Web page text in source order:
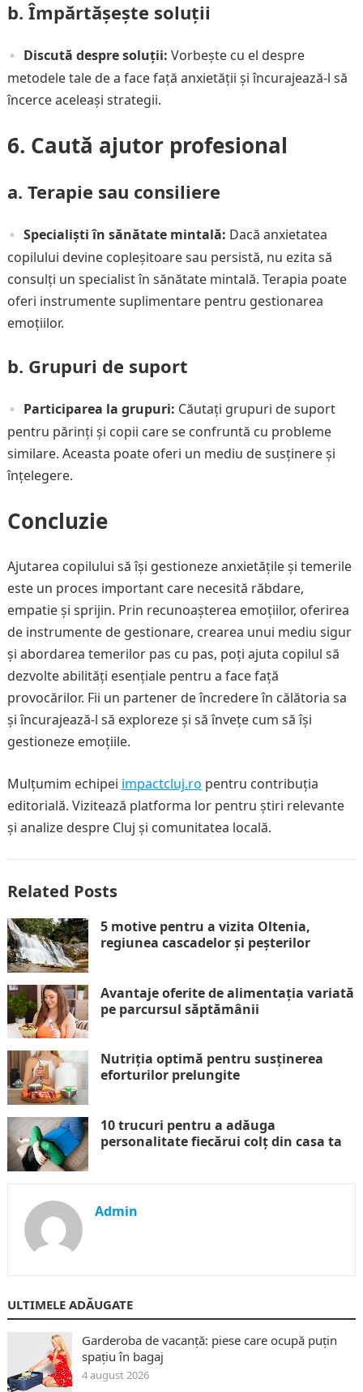
b. Împărtășește soluții
Discută despre soluții: Vorbește cu el despre
metodele tale de a face față anxietății și încurajează-l să
încerce aceleași strategii.
6. Caută ajutor profesional
a. Terapie sau consiliere
Specialiști în sănătate mintală: Dacă anxietatea
copilului devine copleșitoare sau persistă, nu ezita să
consulți un specialist în sănătate mintală. Terapia poate
oferi instrumente suplimentare pentru gestionarea
emoțiilor.
b. Grupuri de suport
Participarea la grupuri: Căutați grupuri de suport
pentru părinți și copii care se confruntă cu probleme
similare. Aceasta poate oferi un mediu de susținere și
înțelegere.
Concluzie
Ajutarea copilului să își gestioneze anxietățile și temerile
este un proces important care necesită răbdare,
empatie și sprijin. Prin recunoașterea emoțiilor, oferirea
de instrumente de gestionare, crearea unui mediu sigur
și abordarea temerilor pas cu pas, poți ajuta copilul să
dezvolte abilități esențiale pentru a face față
provocărilor. Fii un partener de încredere în călătoria sa
și încurajează-l să exploreze și să învețe cum să își
gestioneze emoțiile.
Mulțumim echipei impactcluj.ro pentru contribuția
editorială. Vizitează platforma lor pentru știri relevante
și analize despre Cluj și comunitatea locală.
Related Posts
5 motive pentru a vizita Oltenia,
regiunea cascadelor și peșterilor
Avantaje oferite de alimentația variată
pe parcursul săptămânii
Nutriția optimă pentru susținerea
eforturilor prelungite
10 trucuri pentru a adăuga
personalitate fiecărui colț din casa ta
Admin
ULTIMELE ADĂUGATE
Garderoba de vacanță: piese care ocupă puțin
spațiu în bagaj
4 august 2026